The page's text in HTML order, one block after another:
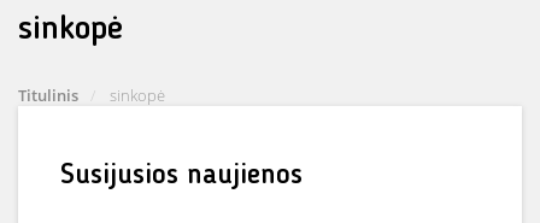
sinkopė
Titulinis sinkopė
Susijusios naujienos